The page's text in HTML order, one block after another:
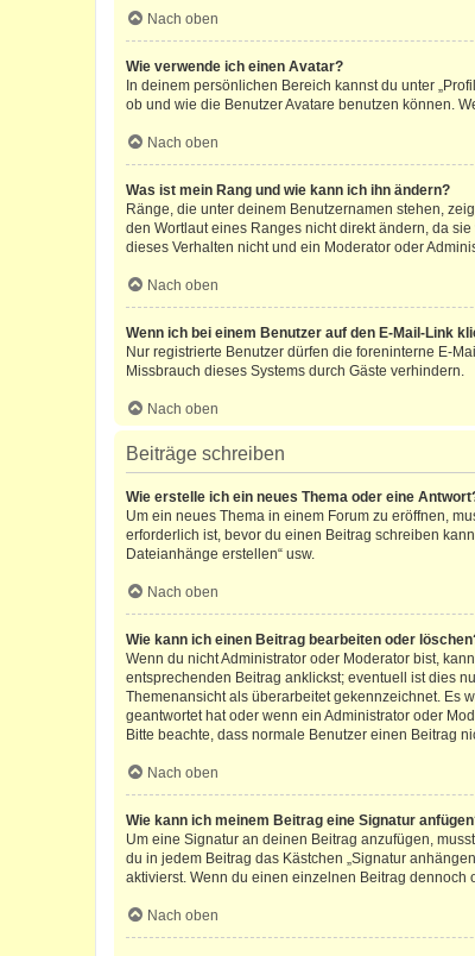
Nach oben
Wie verwende ich einen Avatar?
In deinem persönlichen Bereich kannst du unter
ob und wie die Benutzer Avatare benutzen können.
Nach oben
Was ist mein Rang und wie kann ich ihn ändern?
Ränge, die unter deinem Benutzernamen stehen,
den Wortlaut eines Ranges nicht direkt ändern, da
dieses Verhalten nicht und ein Moderator oder
Nach oben
Wenn ich bei einem Benutzer auf den E-Mail-Link
Nur registrierte Benutzer dürfen die foreninterne E-
Missbrauch dieses Systems durch Gäste verhindern.
Nach oben
Beiträge schreiben
Wie erstelle ich ein neues Thema oder eine
Um ein neues Thema in einem Forum zu eröffnen,
erforderlich ist, bevor du einen Beitrag schreiben
Dateianhänge erstellen“ usw.
Nach oben
Wie kann ich einen Beitrag bearbeiten oder
Wenn du nicht Administrator oder Moderator bist,
entsprechenden Beitrag anklickst; eventuell ist dies
Themenansicht als überarbeitet gekennzeichnet. Es
geantwortet hat oder wenn ein Administrator oder
Bitte beachte, dass normale Benutzer einen Beitrag
Nach oben
Wie kann ich meinem Beitrag eine Signatur
Um eine Signatur an deinen Beitrag anzufügen,
du in jedem Beitrag das Kästchen „Signatur
aktivierst. Wenn du einen einzelnen Beitrag dennoch
Nach oben